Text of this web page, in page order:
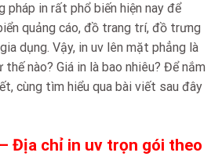
pháp in rất phổ biến hiện nay để
quảng cáo, đồ trang trí, đồ trưng
dụng. Vậy, in uv lên mặt phẳng là
nào? Giá in là bao nhiêu? Để nắm
cùng tìm hiểu qua bài viết sau đây
Địa chỉ in uv trọn gói theo